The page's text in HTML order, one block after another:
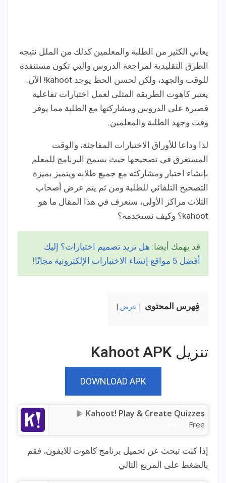
يعاني الكثير من الطلبة والمعلمين كذلك من الملل نتيجة
الطرق التقليدية لمراجعة الدروس والتي تكون مستنفذة
للوقت والجهد، ولكن لحسن الحظ يوجد kahoot! الآن.
يعتبر كاهوت الطريقة المثلى لعمل اختبارات تفاعلية
قصيرة على الدروس ومشاركتها مع الطلبة مما يوفر
وقت وجهد الطلبة والمعلمين.
لذا وداعا للأوراق الاختبارات المفاجئة، والوقت
المستغرق في تصحيحها حيث يسمح البرنامج للمعلم
بإنشاء اختبار ومشاركته مع جميع طلابه ويتميز بميزة
التصحيح التلقائي للطلبة ومن ثم يتم عرض أصحاب
الثلاث مراكز الأولى، سنعرف في هذا المقال ما هو
kahoot؟ وكيف نستخدمه؟
قد يهمك أيضا: هل تريد تصميم اختبارات؟ إليك
أفضل 5 مواقع إنشاء الاختبارات الإلكترونية مجانًا
!
فِهرس المحتوى عرض
تنزيل Kahoot APK
DOWNLOAD APK
Kahoot! Play & Create Quizzes
Free
إذا كنت تبحث عن تحميل برنامج كاهوت للايفون، فقم
بالضغط على المربع التالي